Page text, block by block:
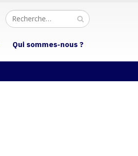
Qui sommes-nous ?